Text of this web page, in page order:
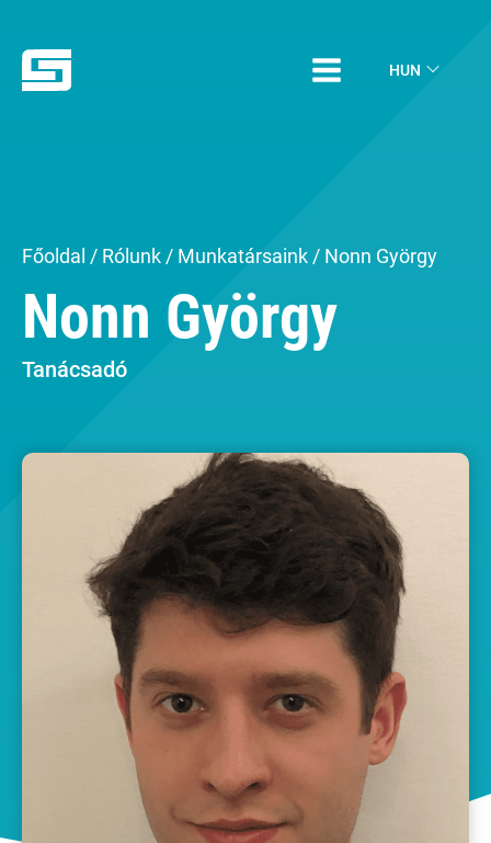
HUN
Főoldal / Rólunk / Munkatársaink / Nonn György
Nonn György
Tanácsadó